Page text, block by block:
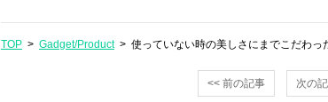
TOP > Gadget/Product> 使っていない時の美しさにまでこだわっ
<< 前の記事 次の